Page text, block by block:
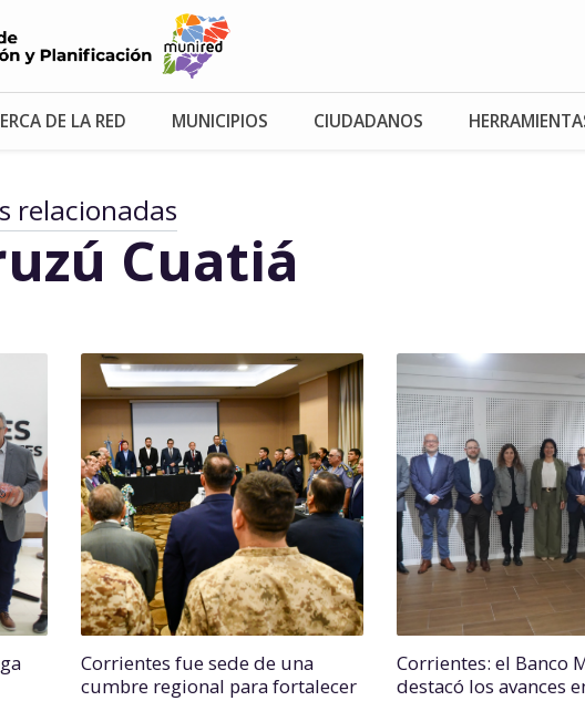
DE LA RED MUNICIPIOS CIUDADANOS
relacionadas
Cuatiá
Corrientes fue sede de una
cumbre regional para fortalecer
Corrientes: el Banco
destacó los avances